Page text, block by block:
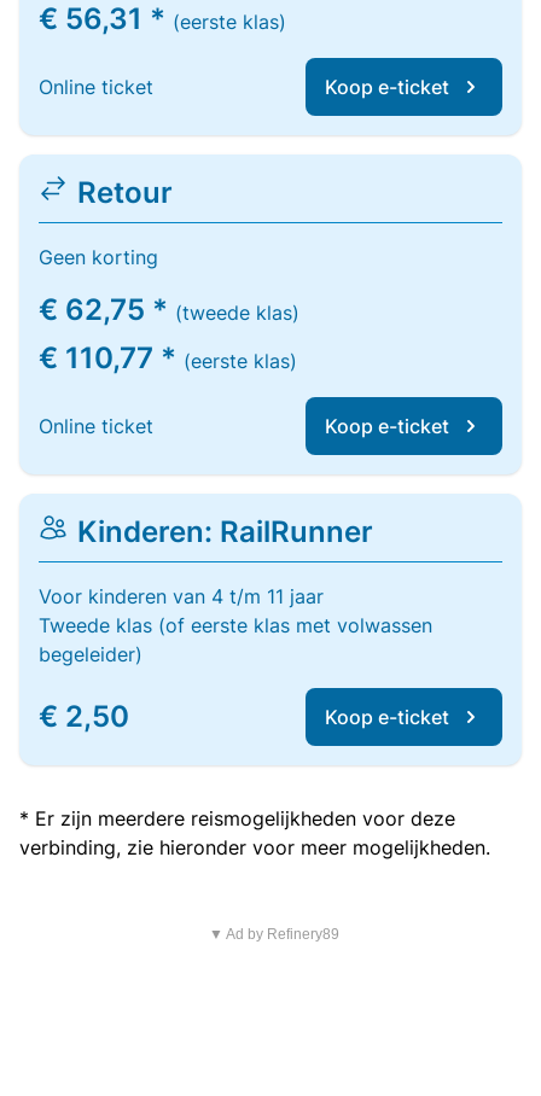
€ 56,31 * (eerste klas)
Online ticket Koop e-ticket
Retour
Geen korting
€ 62,75 * (tweede klas)
€ 110,77 * (eerste klas)
Online ticket Koop e-ticket
Kinderen: RailRunner
Voor kinderen van 4 t/m 11 jaar
Tweede klas (of eerste klas met volwassen
begeleider)
€ 2,50 Koop e-ticket
* Er zijn meerdere reismogelijkheden voor deze
verbinding, zie hieronder voor meer mogelijkheden.
▼ Ad by Refinery89